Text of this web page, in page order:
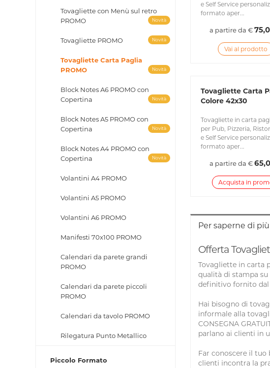
Tovagliette con Menù sul retro
PROMO
Novità
Tovagliette PROMO Novità
Tovagliette Carta Paglia
PROMO
Novità
Block Notes A6 PROMO con
Copertina
Novità
Block Notes A5 PROMO con
Copertina
Novità
Block Notes A4 PROMO con
Copertina
Novità
Volantini A4 PROMO
Volantini A5 PROMO
Volantini A6 PROMO
Manifesti 70x100 PROMO
Calendari da parete grandi
PROMO
Calendari da parete piccoli
PROMO
Calendari da tavolo PROMO
Rilegatura Punto Metallico
Piccolo Formato
e Self Service
formato aper...
a partire da €
Vai al prodotto
Tovagliette Carta
Colore 42x30
Tovagliette in carta
per Pub, Pizzeria,
e Self Service
formato aper...
a partire da €
Acquista in
Per saperne di più
Offerta
Tovagliette in carta
qualità di stampa
definitivo fornito dal
Hai bisogno di
informale alla
CONSEGNA
parlano ai clienti in
Far conoscere il
clienti incontra la